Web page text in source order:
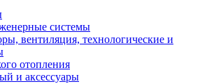
системы
вентиляция, технологические и
отопления
и аксессуары